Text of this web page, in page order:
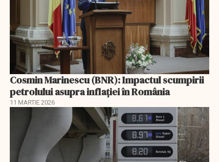
Cosmin Marinescu (BNR): Impactul scumpirii
petrolului asupra inflaţiei în România
11 MARTIE 2026